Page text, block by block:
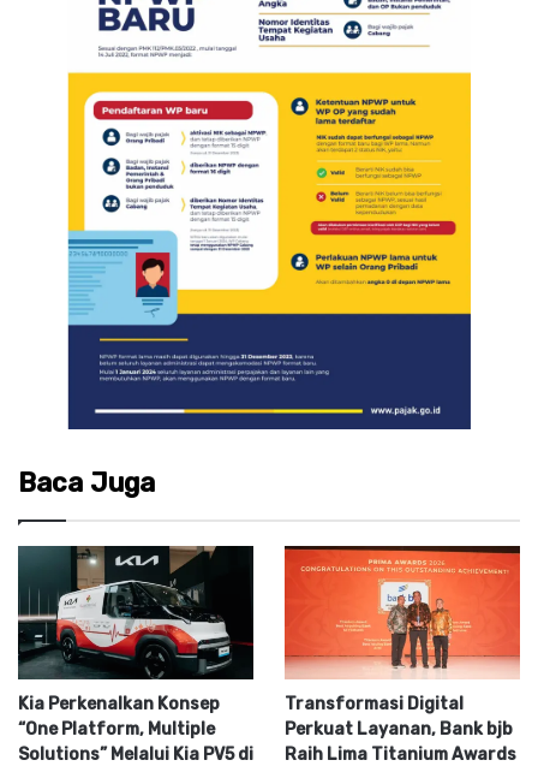
Baca Juga
Kia Perkenalkan Konsep
“One Platform, Multiple
Solutions” Melalui Kia PV5 di
Transformasi Digital
Perkuat Layanan, Bank bjb
Raih Lima Titanium Awards